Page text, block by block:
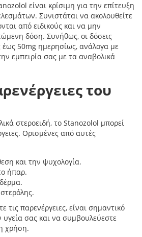
είναι κρίσιμη για την επίτευξη
Συνιστάται να ακολουθείτε
από ειδικούς και να μην
δόση. Συνήθως, οι δόσεις
έως 50mg ημερησίως, ανάλογα με
εμπειρία σας με τα αναβολικά
του
στεροειδή, το Stanozolol μπορεί
Ορισμένες από αυτές
και την ψυχολογία.
ήπαρ.
τις παρενέργειες, είναι σημαντικό
υγεία σας και να συμβουλεύεστε
χρήση.